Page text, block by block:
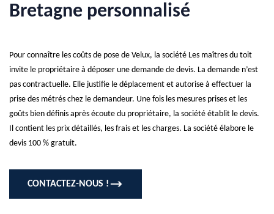
Bretagne personnalisé
Pour connaître les coûts de pose de Velux, la société Les maîtres du toit
invite le propriétaire à déposer une demande de devis. La demande n’est
pas contractuelle. Elle justifie le déplacement et autorise à effectuer la
prise des métrés chez le demandeur. Une fois les mesures prises et les
goûts bien définis après écoute du propriétaire, la société établit le devis.
Il contient les prix détaillés, les frais et les charges. La société élabore le
devis 100 % gratuit.
CONTACTEZ-NOUS !